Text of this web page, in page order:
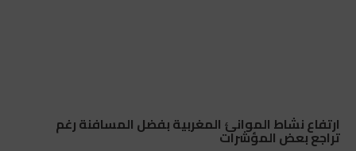
ارتفاع نشاط الموانئ المغربية بفضل المسافنة رغم
تراجع بعض المؤشرات